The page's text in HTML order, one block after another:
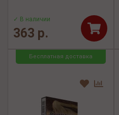
✓ В наличии
363 р.
Бесплатная доставка